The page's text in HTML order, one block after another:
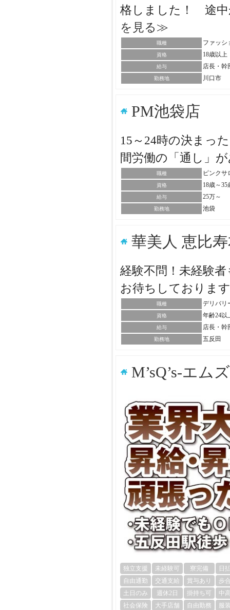
格しました！ 途中
を見る≫
職種 ファッシ
資格 18歳以
給与 店長・幹
勤務地 川口市
PM池袋店
15～24時の決まっ
間労働の「通し」
職種 ピンクサ
資格 18歳～35
給与 25万～
勤務地 池袋
華美人 恵比
経験不問！未経験
お待ちしておりま
職種 デリバリ
資格 年齢24以
給与 店長・幹
勤務地 五反田
M’sQ’s-エム
独立支援 未経験可 寮完備
日
自由通勤
交通支給 賞与あり
歩
土日のみ
週休2日 掛持ち可
中
社会保険
大手店舗 自由勤務
服